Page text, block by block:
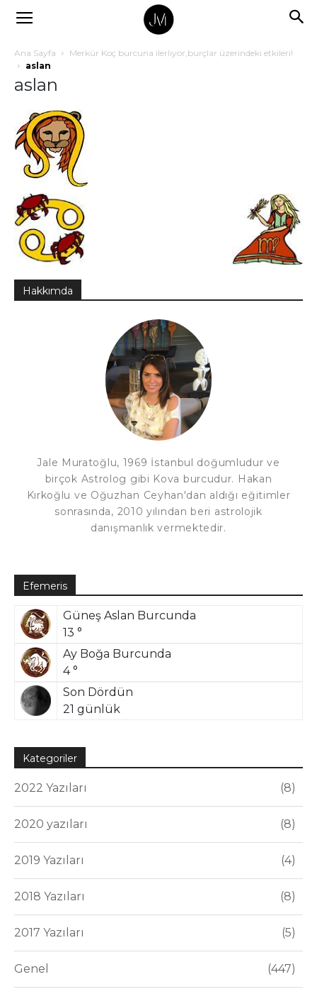
Ana Sayfa
Merkür Koç burcuna ilerliyor,burçlar üzerindeki etkileri!
aslan
aslan
Hakkımda
Jale Muratoğlu, 1969 İstanbul doğumludur ve
birçok Astrolog gibi Kova burcudur. Hakan
Kırkoğlu ve Oğuzhan Ceyhan'dan aldığı eğitimler
sonrasında, 2010 yılından beri astrolojik
danışmanlık vermektedir.
Efemeris
Güneş Aslan Burcunda
13 °
Ay Boğa Burcunda
4 °
Son Dördün
21 günlük
Kategoriler
2022 Yazıları 8
2020 yazıları 8
2019 Yazıları 4
2018 Yazıları 8
2017 Yazıları 5
Genel 447